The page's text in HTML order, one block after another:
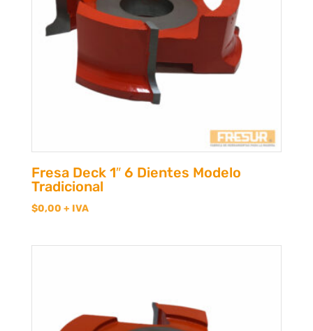
Fresa Deck 1″ 6 Dientes Modelo
Tradicional
$0,00 + IVA